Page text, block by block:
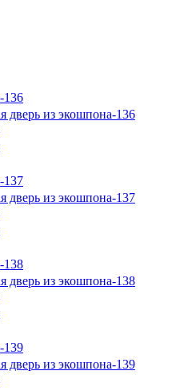
дверь из экошпона-136
дверь из экошпона-137
дверь из экошпона-138
дверь из экошпона-139